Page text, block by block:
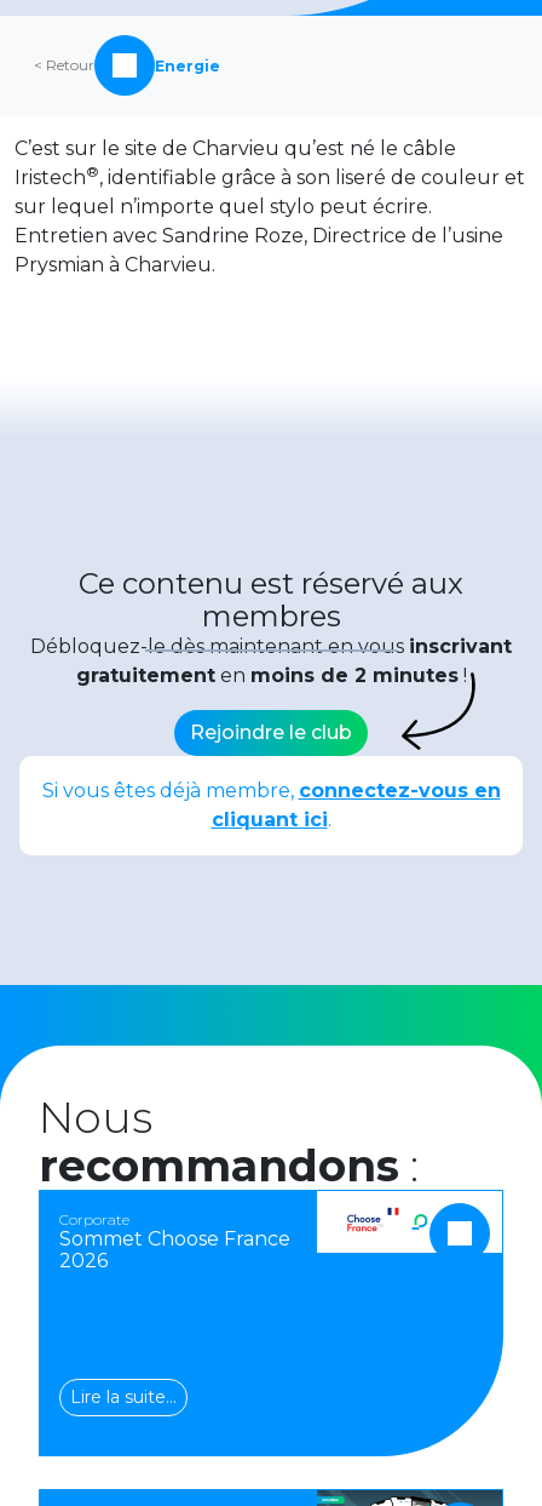
< Retour Energie
Ce contenu est réservé aux
membres
Débloquez-le dès maintenant en vous inscrivant
gratuitementen moins de 2 minutes!
Rejoindre le club
Si vous êtes déjà membre, connectez-vous en
cliquant ici.
C’est sur le site de Charvieu qu’est né le câble
Iristech®, identifiable grâce à son liseré de couleur et
sur lequel n’importe quel stylo peut écrire.
Entretien avec Sandrine Roze, Directrice de l’usine
Prysmian à Charvieu.
Nous
recommandons :
Corporate
Sommet Choose France
2026
Lire la suite…